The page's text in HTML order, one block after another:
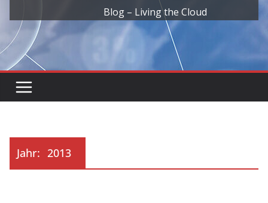
Blog – Living the Cloud
Jahr: 2013